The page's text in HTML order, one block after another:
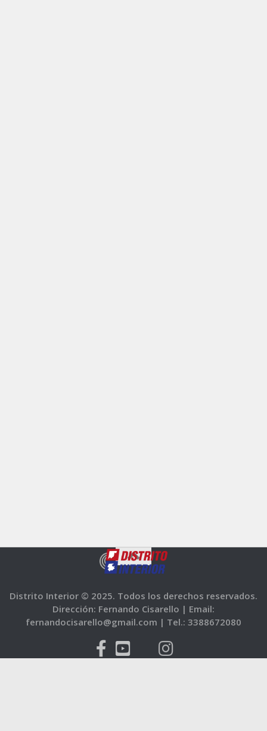
Distrito Interior © 2025. Todos los derechos reservados.
Dirección: Fernando Cisarello | Email:
fernandocisarello@gmail.com | Tel.: 3388672080